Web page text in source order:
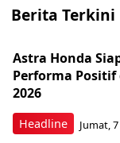
Berita Terkini
Headline
Astra Honda
Performa Positif
2026
Jumat,